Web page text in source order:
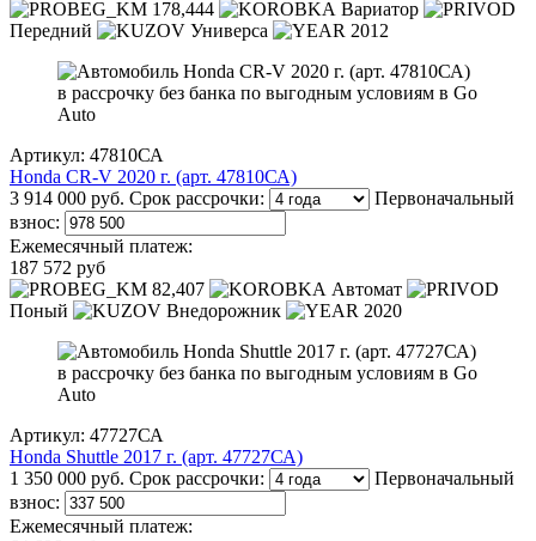
178,444
Вариатор
Передний
Универса 2012
Артикул: 47810СА
Honda CR-V 2020 г. (арт. 47810СА)
3 914 000 руб. Срок рассрочки:
Первоначальный
взнос:
Ежемесячный платеж:
187 572 руб
82,407
Автомат
Поный
Внедорожник 2020
Артикул: 47727СА
Honda Shuttle 2017 г. (арт. 47727СА)
1 350 000 руб. Срок рассрочки:
Первоначальный
взнос:
Ежемесячный платеж: